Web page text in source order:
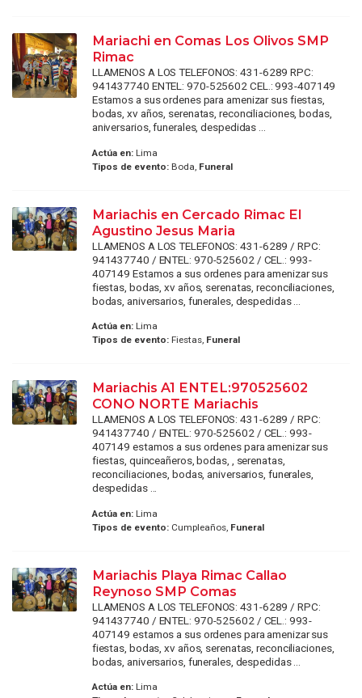
Mariachi en Comas Los Olivos SMP
Rimac
LLAMENOS A LOS TELEFONOS: 431-6289 RPC:
941437740 ENTEL: 970-525602 CEL.: 993-407149
Estamos a sus ordenes para amenizar sus fiestas,
bodas, xv años, serenatas, reconciliaciones, bodas,
aniversarios, funerales, despedidas ...
Actúa en:Lima
Tipos de evento:Boda, Funeral
Mariachis en Cercado Rimac El
Agustino Jesus Maria
LLAMENOS A LOS TELEFONOS: 431-6289 / RPC:
941437740 / ENTEL: 970-525602 / CEL.: 993-
407149 Estamos a sus ordenes para amenizar sus
fiestas, bodas, xv años, serenatas, reconciliaciones,
bodas, aniversarios, funerales, despedidas ...
Actúa en:Lima
Tipos de evento:Fiestas, Funeral
Mariachis A1 ENTEL:970525602
CONO NORTE Mariachis
LLAMENOS A LOS TELEFONOS: 431-6289 / RPC:
941437740 / ENTEL: 970-525602 / CEL.: 993-
407149 estamos a sus ordenes para amenizar sus
fiestas, quinceañeros, bodas, , serenatas,
reconciliaciones, bodas, aniversarios, funerales,
despedidas ...
Actúa en:Lima
Tipos de evento:Cumpleaños, Funeral
Mariachis Playa Rimac Callao
Reynoso SMP Comas
LLAMENOS A LOS TELEFONOS: 431-6289 / RPC:
941437740 / ENTEL: 970-525602 / CEL.: 993-
407149 estamos a sus ordenes para amenizar sus
fiestas, bodas, xv años, serenatas, reconciliaciones,
bodas, aniversarios, funerales, despedidas ...
Actúa en:Lima